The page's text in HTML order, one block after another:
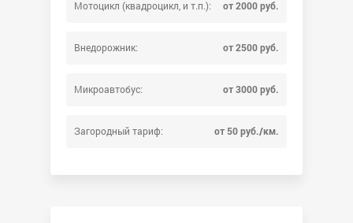
Мотоцикл (квадроцикл, и т.п.): от 2000 руб.
Внедорожник: от 2500 руб.
Микроавтобус: от 3000 руб.
Загородный тариф: от 50 руб./км.